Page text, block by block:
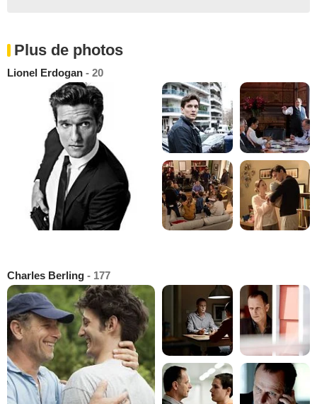
Plus de photos
Lionel Erdogan - 20
Charles Berling - 177